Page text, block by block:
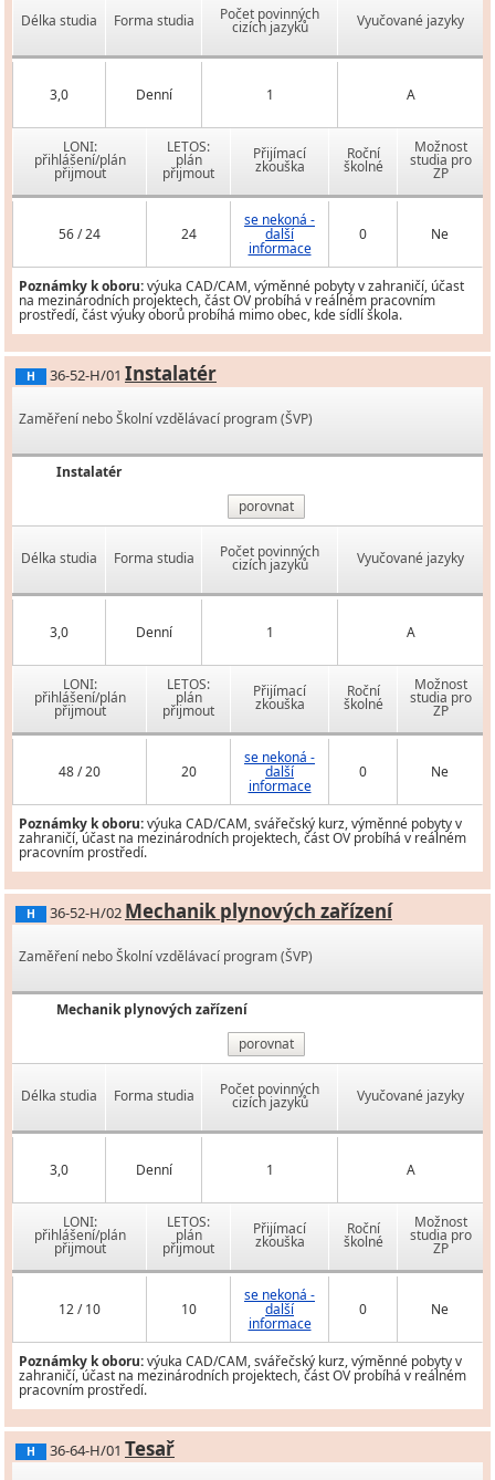
Délka studia Forma studia Počet povinných
cizích jazyků Vyučované jazyky
3,0 Denní 1 A
LONI:
přihlášení/plán
přijmout
LETOS:
plán
přijmout
Přijímací
zkouška
Roční
školné
Možnost
studia pro
ZP
56 / 24 24
se nekoná -
další
informace
0 Ne
Poznámky k oboru:výuka CAD/CAM, výměnné pobyty v zahraničí, účast
na mezinárodních projektech, část OV probíhá v reálném pracovním
prostředí, část výuky oborů probíhá mimo obec, kde sídlí škola.
H 36-52-H/01 Instalatér
Zaměření nebo Školní vzdělávací program (ŠVP)
Instalatér
porovnat
Délka studia Forma studia Počet povinných
cizích jazyků Vyučované jazyky
3,0 Denní 1 A
LONI:
přihlášení/plán
přijmout
LETOS:
plán
přijmout
Přijímací
zkouška
Roční
školné
Možnost
studia pro
ZP
48 / 20 20
se nekoná -
další
informace
0 Ne
Poznámky k oboru:výuka CAD/CAM, svářečský kurz, výměnné pobyty v
zahraničí, účast na mezinárodních projektech, část OV probíhá v reálném
pracovním prostředí.
H 36-52-H/02 Mechanik plynových zařízení
Zaměření nebo Školní vzdělávací program (ŠVP)
Mechanik plynových zařízení
porovnat
Délka studia Forma studia Počet povinných
cizích jazyků Vyučované jazyky
3,0 Denní 1 A
LONI:
přihlášení/plán
přijmout
LETOS:
plán
přijmout
Přijímací
zkouška
Roční
školné
Možnost
studia pro
ZP
12 / 10 10
se nekoná -
další
informace
0 Ne
Poznámky k oboru:výuka CAD/CAM, svářečský kurz, výměnné pobyty v
zahraničí, účast na mezinárodních projektech, část OV probíhá v reálném
pracovním prostředí.
H 36-64-H/01 Tesař